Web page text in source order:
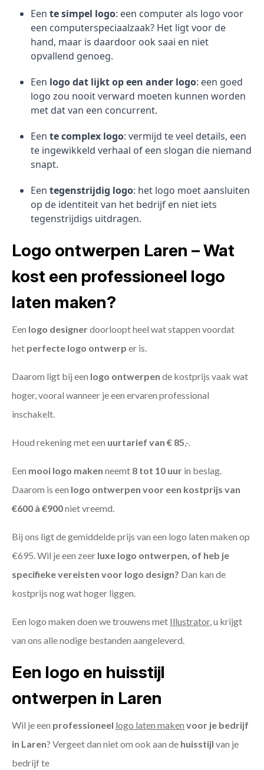
Een te simpel logo: een computer als logo voor
een computerspeciaalzaak? Het ligt voor de
hand, maar is daardoor ook saai en niet
opvallend genoeg.
Een logo dat lijkt op een ander logo: een goed
logo zou nooit verward moeten kunnen worden
met dat van een concurrent.
Een te complex logo: vermijd te veel details, een
te ingewikkeld verhaal of een slogan die niemand
snapt.
Een tegenstrijdig logo: het logo moet aansluiten
op de identiteit van het bedrijf en niet iets
tegenstrijdigs uitdragen.
Logo ontwerpen Laren – Wat
kost een professioneel logo
laten maken?
Een logo designerdoorloopt heel wat stappen voordat
het perfecte logo ontwerp er is.
Daarom ligt bij een logo ontwerpen de kostprijs vaak wat
hoger, vooral wanneer je een ervaren professional
inschakelt.
Houd rekening met een uurtarief van € 85,-.
Een mooi logo maken neemt 8 tot 10 uur in beslag.
Daarom is een logo ontwerpen voor een kostprijs van
€600 à €900niet vreemd.
Bij ons ligt de gemiddelde prijs van een logo laten maken op
€695. Wil je een zeer luxe logo ontwerpen, of heb je
specifieke vereisten voor logo design? Dan kan de
kostprijs nog wat hoger liggen.
Een logo maken doen we trouwens met Illustrator, u krijgt
van ons alle nodige bestanden aangeleverd.
Een logo en huisstijl
ontwerpen in Laren
Wil je een professioneel logo laten maken voor je bedrijf
in Laren? Vergeet dan niet om ook aan de huisstijl van je
bedrijf te